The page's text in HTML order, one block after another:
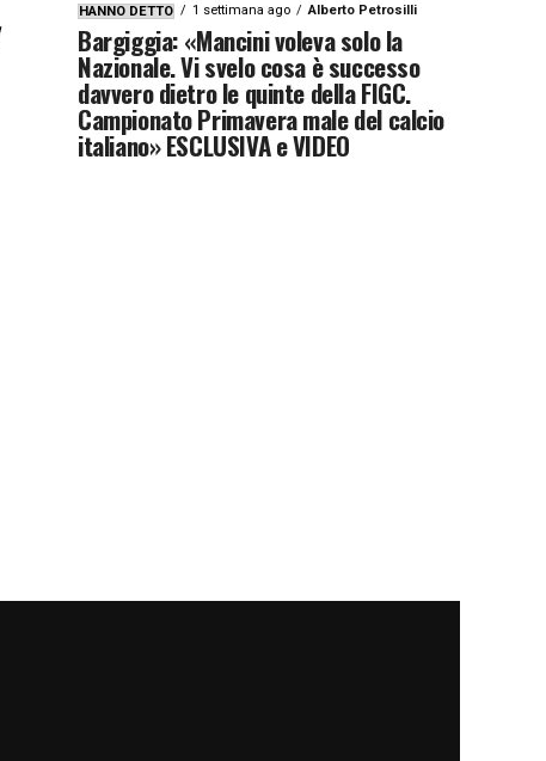
HANNO DETTO 1 settimana ago Alberto Petrosilli
Bargiggia: «Mancini voleva solo la
Nazionale. Vi svelo cosa è successo
davvero dietro le quinte della FIGC.
Campionato Primavera male del calcio
italiano» ESCLUSIVA e VIDEO